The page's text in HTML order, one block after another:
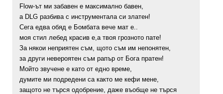
Flow-ът ми забавен е максимално бавен,
а DLG разбива с инструментала си златен!
Сега едва обяд е Бомбата вече мат е..
моя стил лебед красив е,а твоя грозното пате!
За някои неприятен съм, щото съм им непонятен,
за други невероятен съм рапър от Бога пратен!
Мойто звучене е като от едно време,
думите ми подредени са както ме кефи мене,
защото не търся одобрение, даже въобще не търся